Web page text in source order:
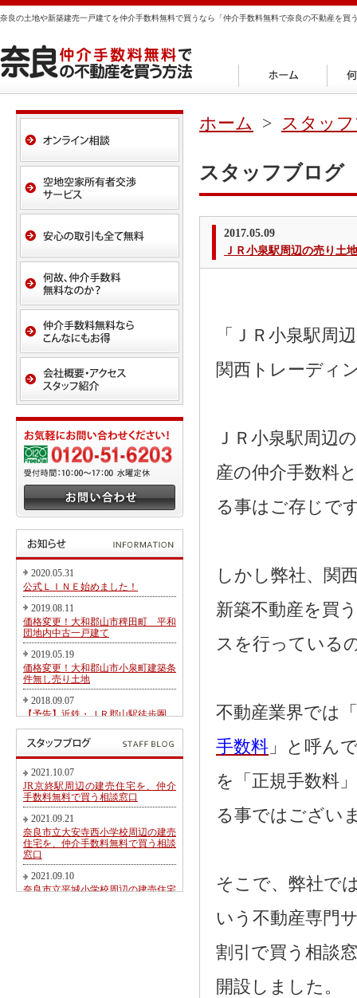
奈良の土地や新築建売一戸建てを仲介手数料無料で買うなら「仲介手数料無料で奈良の不動産を買
2020.05.31
公式ＬＩＮＥ始めました！
2019.08.11
価格変更！大和郡山市稗田町 平和
団地内中古一戸建て
2019.05.19
価格変更！大和郡山市小泉町建築条
件無し売り土地
2018.09.07
【予告】近鉄・ＪＲ郡山駅徒歩圏、
第２期新規分譲地販売開始のお知ら
せ
2017.05.26
東九条町周辺の建売住宅を、仲介手
数料無料又は割引で買う相談窓口
2017.04.06
大和郡山市冠山町新築一戸建て【価
格変更】になりました！
2017.03.31
大和郡山市にて駅徒歩圏売り土地・
新築一戸建て・建築条件無し売り土
2021.10.07
JR京終駅周辺の建売住宅を、仲介
手数料無料で買う相談窓口
2021.09.21
奈良市立大安寺西小学校周辺の建売
住宅を、仲介手数料無料で買う相談
窓口
2021.09.10
奈良市立平城小学校周辺の建売住宅
ホーム > スタッ
スタッフブログ
2017.05.09
ＪＲ小泉駅周辺の売り土
「ＪＲ小泉駅周
関西トレーディ
ＪＲ小泉駅周辺
産の仲介手数料
る事はご存じで
しかし弊社、関
新築不動産を買
スを行っている
不動産業界では
手数料 」と呼ん
を「正規手数料
る事ではござい
そこで、弊社で
いう不動産専門
割引で買う相談
開設しました。